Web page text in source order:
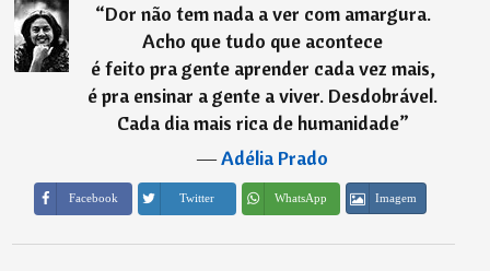
“Dor não tem nada a ver com amargura.
Acho que tudo que acontece
é feito pra gente aprender cada vez mais,
é pra ensinar a gente a viver. Desdobrável.
Cada dia mais rica de humanidade”
―Adélia Prado
Facebook Twitter WhatsApp Imagem